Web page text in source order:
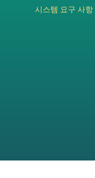
시스템 요구 사항